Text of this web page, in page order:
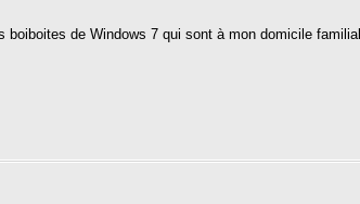
boiboites de Windows 7 qui sont à mon domicile familial